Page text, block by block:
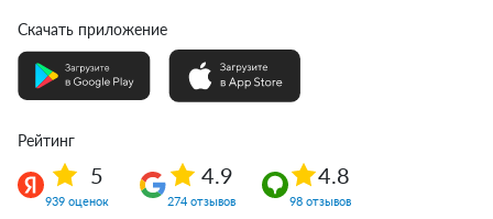
Скачать приложение
Рейтинг
5
939 оценок
4.9
274 отзывов
4.8
98 отзывов